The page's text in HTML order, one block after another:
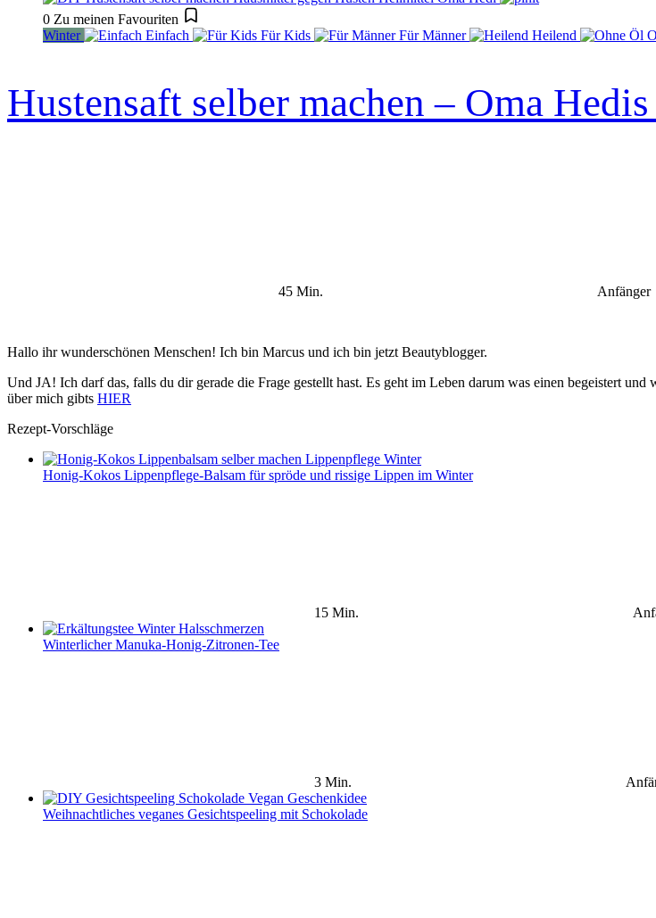
0 Zu meinen Favouriten
Winter
Einfach Für Kids Für Männer Heilend
Hustensaft selber machen – Oma
45 Min. Anfänger
Hallo ihr wunderschönen Menschen! Ich bin Marcus und ich bin jetzt Beautyblogger.
Und JA! Ich darf das, falls du dir gerade die Frage gestellt hast. Es geht im Leben darum was einen begeistert
über mich gibts HIER
Rezept-Vorschläge
Honig-Kokos Lippenpflege-Balsam für spröde und rissige Lippen im Winter
15 Min.
Winterlicher Manuka-Honig-Zitronen-Tee
3 Min.
Weihnachtliches veganes Gesichtspeeling mit Schokolade